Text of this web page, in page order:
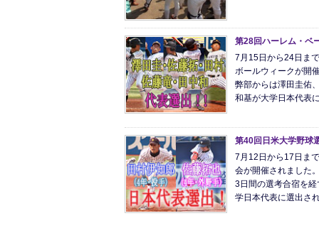
第28回ハーレム・ベ
7月15日から24日ま
ボールウィークが開
弊部からは澤田圭佑
和基が大学日本代表
第40回日米大学野球
7月12日から17日ま
会が開催されました
3日間の選考合宿を
学日本代表に選出さ